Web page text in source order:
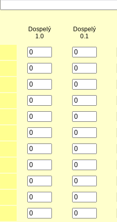
Dospelý
1.0
Dospelý
0.1